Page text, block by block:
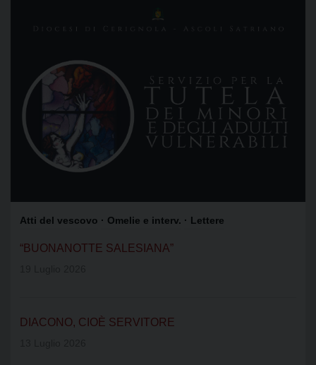
Atti del vescovo · Omelie e interv. · Lettere
“BUONANOTTE SALESIANA”
DIACONO, CIOÈ SERVITORE